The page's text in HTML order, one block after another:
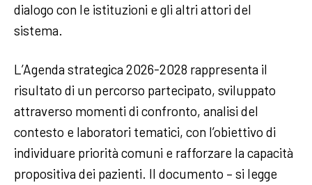
dialogo con le istituzioni e gli altri attori del
sistema.
L’Agenda strategica 2026-2028 rappresenta il
risultato di un percorso partecipato, sviluppato
attraverso momenti di confronto, analisi del
contesto e laboratori tematici, con l’obiettivo di
individuare priorità comuni e rafforzare la capacità
propositiva dei pazienti. Il documento – si legge